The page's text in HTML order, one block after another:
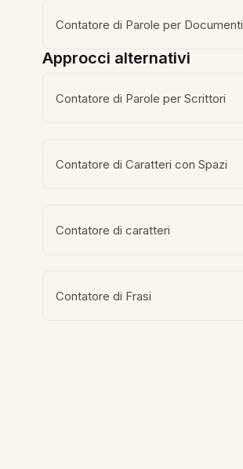
Contatore di Parole per Documenti
Approcci alternativi
Contatore di Parole per Scrittori
Contatore di Caratteri con Spazi
Contatore di caratteri
Contatore di Frasi